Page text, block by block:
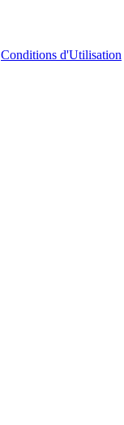
Conditions d'Utilisation